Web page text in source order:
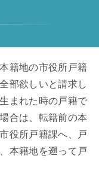
籍地の市役所戸籍
部欲しいと請求し
まれた時の戸籍で
合は、転籍前の本
役所戸籍課へ、戸
本籍地を遡って戸